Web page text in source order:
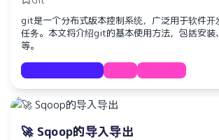
git是一个分布式版本控制系统，广泛用于软件开
任务。本文将介绍git的基本使用方法，包括安装
等。
🚀 Sqoop的导入导出